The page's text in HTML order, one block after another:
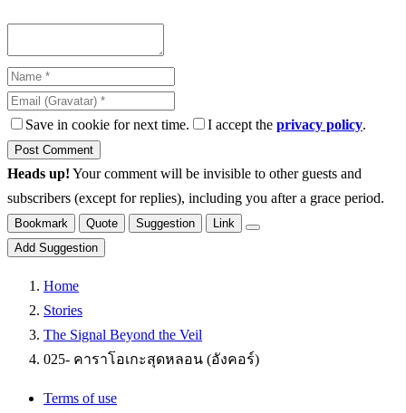
Save in cookie for next time. I accept the privacy policy.
Heads up! Your comment will be invisible to other guests and
subscribers (except for replies), including you after a grace period.
Bookmark Quote Suggestion
Link
Add Suggestion
Home
Stories
The Signal Beyond the Veil
025- คาราโอเกะสุดหลอน (อังคอร์)
Terms of use